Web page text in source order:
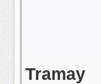
Tramay